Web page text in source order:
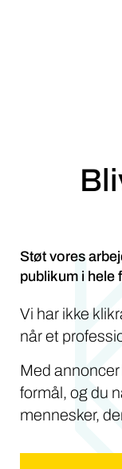
Støt vores
publikum i
Vi har ikke
når et
Med
formål, og du
mennesker,